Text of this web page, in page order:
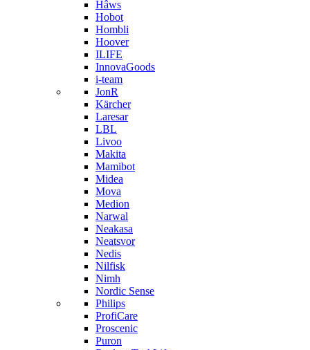
Hâws
Hobot
Hombli
Hoover
ILIFE
InnovaGoods
i-team
JonR
Kärcher
Laresar
LBL
Livoo
Makita
Mamibot
Midea
Mova
Medion
Narwal
Neakasa
Neatsvor
Nedis
Nilfisk
Nimh
Nordic Sense
Philips
ProfiCare
Proscenic
Puron